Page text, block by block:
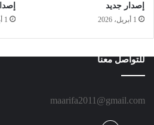
إصدار جديد
1 أبريل، 2026 1 أبريل، 2026
للتواصل معنا
maarifa2011@gmail.com